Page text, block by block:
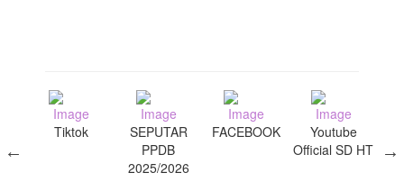
Tiktok
SEPUTAR
PPDB
2025/2026
FACEBOOK
Youtube
Official SD HT